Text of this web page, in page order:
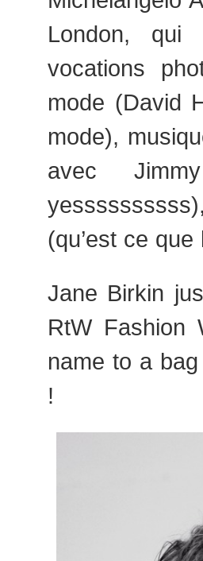
London,
vocations
mode (David
mode),
avec
(qu’est ce
Jane Birkin
RtW Fashion
name to a
!